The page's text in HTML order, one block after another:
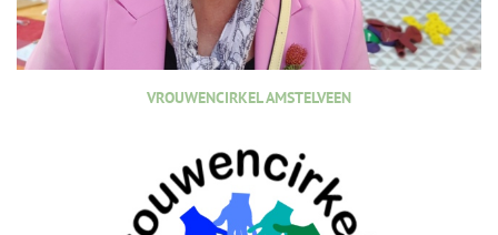
VROUWENCIRKEL AMSTELVEEN